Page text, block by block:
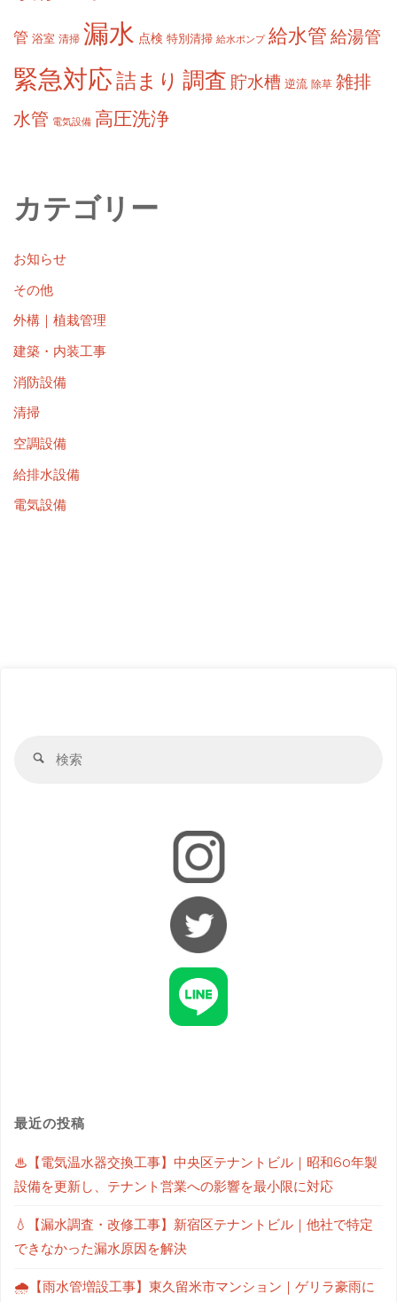
管 浴室 清掃 漏水 点検 特別清掃 給水ポンプ 給水管 給湯管
緊急対応詰まり 調査 貯水槽 逆流 除草 雑排
水管 電気設備 高圧洗浄
カテゴリー
お知らせ
その他
外構｜植栽管理
建築・内装工事
消防設備
清掃
空調設備
給排水設備
電気設備
最近の投稿
♨【電気温水器交換工事】中央区テナントビル｜昭和60年製
設備を更新し、テナント営業への影響を最小限に対応
💧【漏水調査・改修工事】新宿区テナントビル｜他社で特定
できなかった漏水原因を解決
🌧【雨水管増設工事】東久留米市マンション｜ゲリラ豪雨に